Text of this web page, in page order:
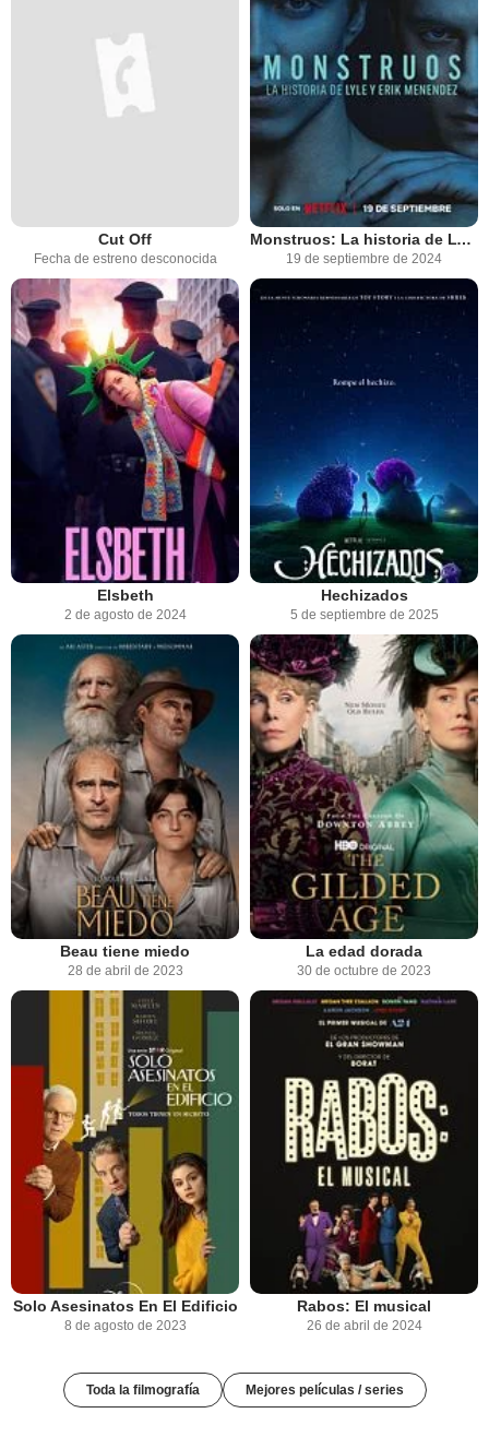
Cut Off
Fecha de estreno desconocida
Monstruos: La historia de Lyle y Erik Menéndez
19 de septiembre de 2024
Elsbeth
2 de agosto de 2024
Hechizados
5 de septiembre de 2025
Beau tiene miedo
28 de abril de 2023
La edad dorada
30 de octubre de 2023
Solo Asesinatos En El Edificio
8 de agosto de 2023
Rabos: El musical
26 de abril de 2024
Toda la filmografía Mejores películas / series